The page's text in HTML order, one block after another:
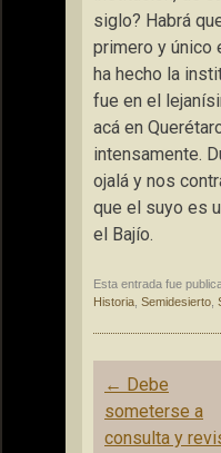
siglo? Habrá
primero y único
ha hecho la
fue en el
acá en
intensamente.
ojalá y nos
que el suyo es
el Bajío.
Esta entrada fue
Historia Semidesierto
Navegación
de
entradas
← Debe
someterse a
consulta y